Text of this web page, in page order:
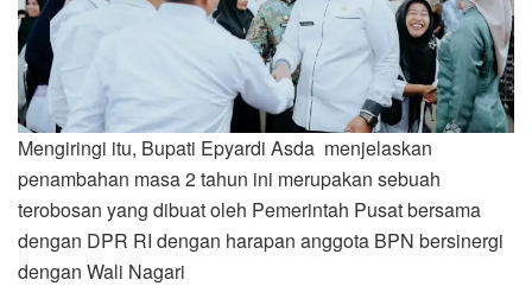
Mengiringi itu, Bupati Epyardi Asda menjelaskan
penambahan masa 2 tahun ini merupakan sebuah
terobosan yang dibuat oleh Pemerintah Pusat bersama
dengan DPR RI dengan harapan anggota BPN bersinergi
dengan Wali Nagari